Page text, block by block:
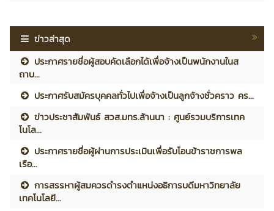
ข่าวล่าสุด
ประกาศรายชื่อผู้สอบคัดเลือกได้เพื่อจ้างเป็นพนักงานในส
ถาบ...
ประกาศรับสมัครบุคคลทั่วไปเพื่อจ้างเป็นลูกจ้างชั่วคราว คร...
ข่าวประชาสัมพันธ์ สวส.มทร.ล้านนา : ศูนย์รวมบริการเทค
โนโล...
ประกาศรายชื่อผู้ผ่านการประเมินเพื่อรับโอนข้าราชการพล
เรือ...
การสรรหาผู้สมควรดำรงตำแหน่งอธิการบดีมหาวิทยาลัย
เทคโนโลยี...